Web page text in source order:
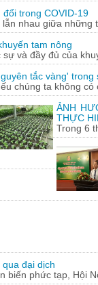
trong COVID-19
nhau giữa những
tam nông
và đầy đủ của
tắc vàng' trong
chúng ta không
ẢNH
THỰC
Trong 6
đại dịch
biến phức tạp, Hội